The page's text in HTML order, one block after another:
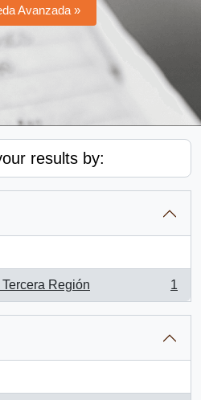
Avanzada »
results by:
Región 1